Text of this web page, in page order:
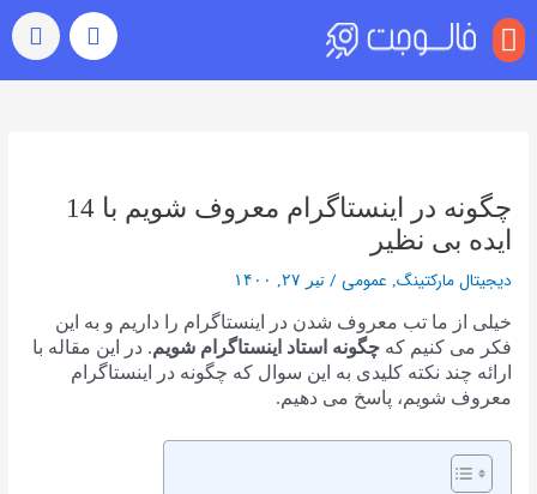
منو
چگونه در اینستاگرام معروف شویم با 14
ایده بی نظیر
دیجیتال مارکتینگ, عمومی /تیر ۲۷, ۱۴۰۰
خیلی از ما تب معروف شدن در اینستاگرام را داریم و به این
فکر می کنیم کهچگونه استاد اینستاگرام شویم. در این مقاله با
ارائه چند نکته کلیدی به این سوال که چگونه در اینستاگرام
معروف شویم، پاسخ می دهیم.